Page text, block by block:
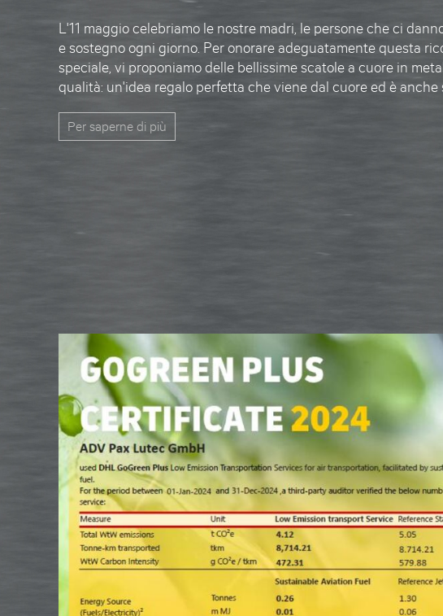
L'11 maggio celebriamo le nostre madri, le persone che ci
e sostegno ogni giorno. Per onorare adeguatamente questa
speciale, vi proponiamo delle bellissimescatole a cuore in
qualità: un'idea regalo perfetta che viene dal cuore ed è anche
Per saperne di più